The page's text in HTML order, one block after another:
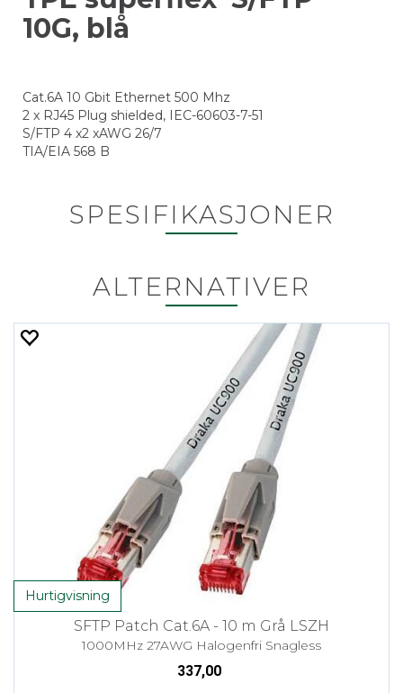
10G, blå
Cat.6A 10 Gbit Ethernet 500 Mhz
2 x RJ45 Plug shielded, IEC-60603-7-51
S/FTP 4 x2 xAWG 26/7
TIA/EIA 568 B
SPESIFIKASJONER
ALTERNATIVER
Hurtigvisning
SFTP Patch Cat.6A - 10 m Grå LSZH
1000MHz 27AWG Halogenfri Snagless
337,00